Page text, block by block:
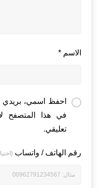
الاسم*
احفظ اسمي، بريدي
في هذا المتصفح
تعليقي.
رقم الهاتف / واتساب